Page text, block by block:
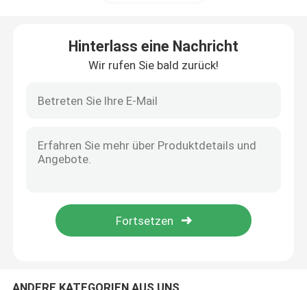
TFT-Noten-Bildschirmanzeige
TFT LCD-Monitor
Hinterlass eine Nachricht
Wir rufen Sie bald zurück!